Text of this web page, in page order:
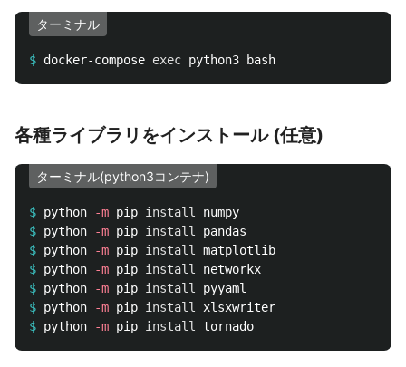
ターミナル
$ docker-compose exec
各種ライブラリをインストール (任意)
ターミナル(python3コンテナ)
$ python -m pip install
$ python -m pip install
$ python -m pip install
$ python -m pip install
$ python -m pip install
$ python -m pip install
$ python -m pip install